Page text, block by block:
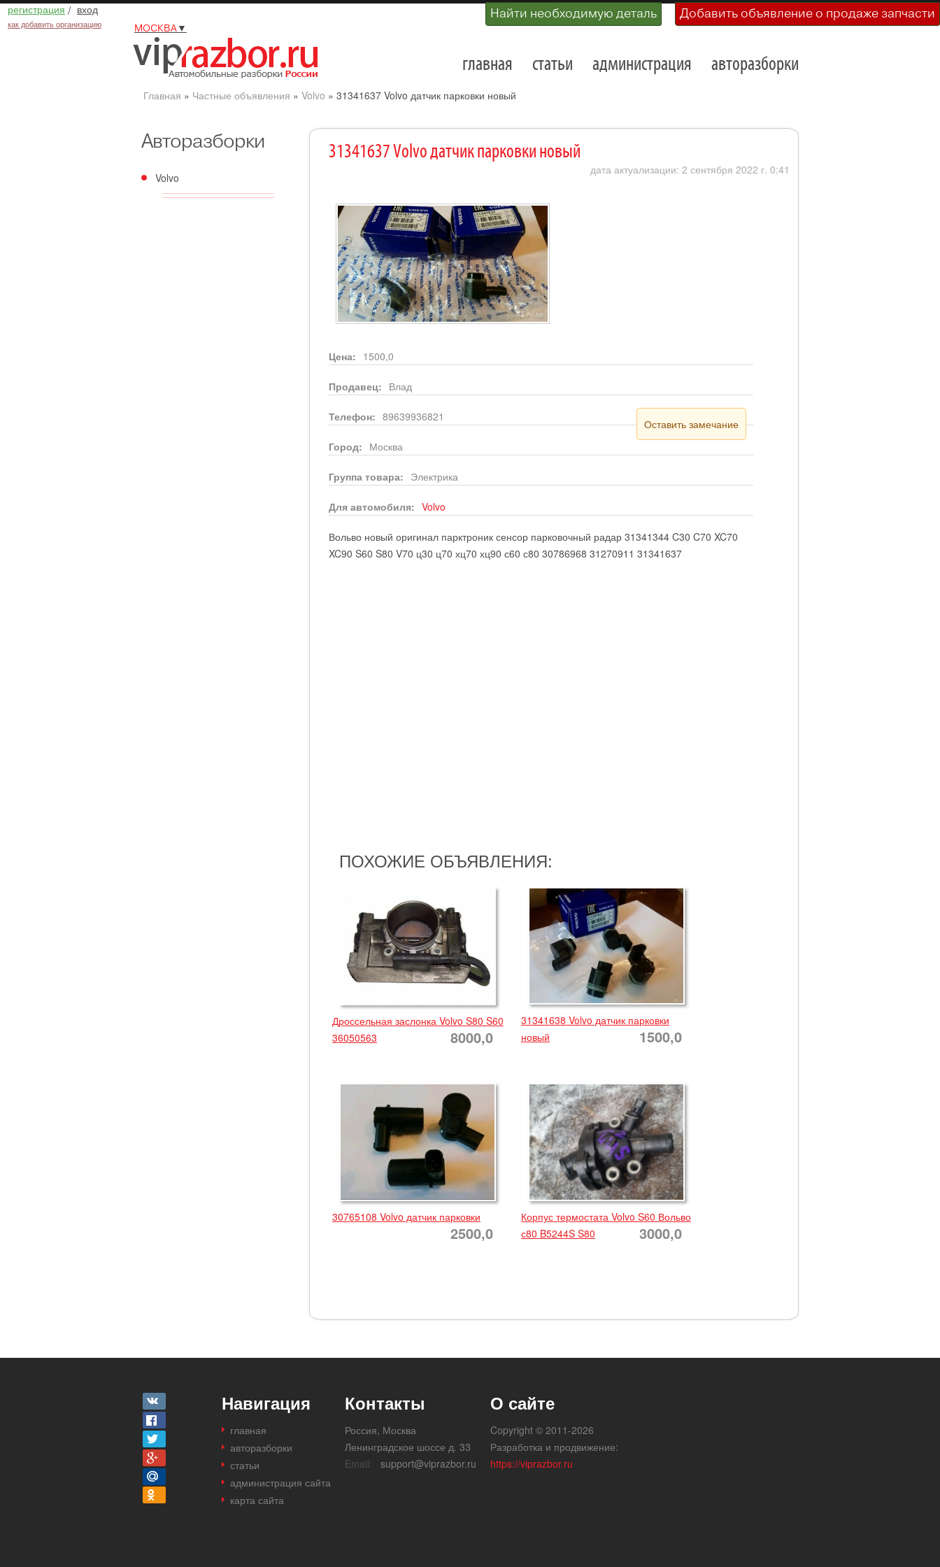
регистрация / вход
как добавить организацию
Найти необходимую деталь Добавить объявление о продаже запчасти
МОСКВА▼
главная статьи администрация авторазборки
Главная » Частные объявления » Volvo » 31341637 Volvo датчик парковки новый
Авторазборки
Volvo
31341637 Volvo датчик парковки новый
дата актуализации: 2 сентября 2022 г. 0:41
Цена: 1500,0
Продавец: Влад
Телефон: 89639936821
Оставить замечание
Город: Москва
Группа товара: Электрика
Для автомобиля: Volvo
Вольво новый оригинал парктроник сенсор парковочный радар 31341344 C30 C70 XC70
XC90 S60 S80 V70 ц30 ц70 хц70 хц90 с60 с80 30786968 31270911 31341637
ПОХОЖИЕ ОБЪЯВЛЕНИЯ:
Дроссельная заслонка Volvo S80 S60
36050563
8000,0
31341638 Volvo датчик парковки
новый
1500,0
30765108 Volvo датчик парковки
2500,0
Корпус термостата Volvo S60 Вольво
с80 B5244S S80
3000,0
Навигация
главная
авторазборки
статьи
администрация сайта
карта сайта
Контакты
Россия, Москва
Ленинградское шоссе д. 33
Email:
support@viprazbor.ru
О сайте
Copyright © 2011-2026
Разработка и продвижение:
https://viprazbor.ru